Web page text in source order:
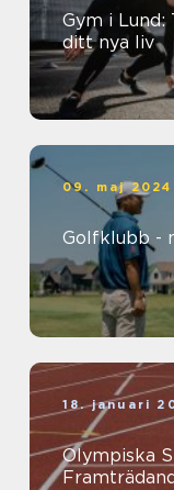
Gym i Lund:
ditt nya liv
09. maj 2024
Golfklubb -
18. januari
Olympiska